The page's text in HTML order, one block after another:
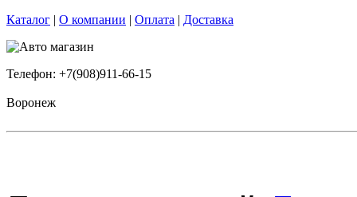
Каталог | О компании | Оплата | Доставка
Телефон: +7(908)911-66-15
Воронеж